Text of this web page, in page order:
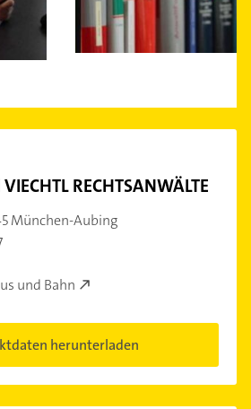
RECHTSANWÄLTE
München-Aubing
und Bahn
herunterladen